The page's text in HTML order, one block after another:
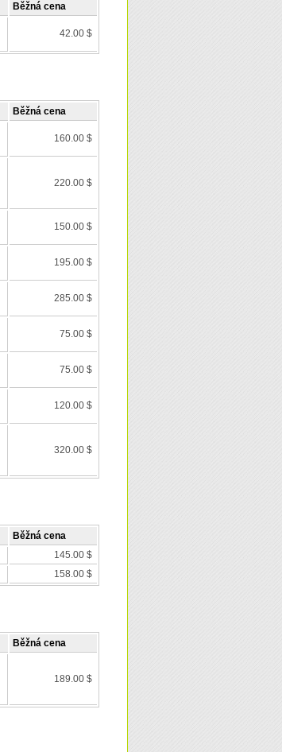
Běžná cena
42.00 $
Běžná cena
160.00 $
220.00 $
150.00 $
195.00 $
285.00 $
75.00 $
75.00 $
120.00 $
320.00 $
Běžná cena
145.00 $
158.00 $
Běžná cena
189.00 $